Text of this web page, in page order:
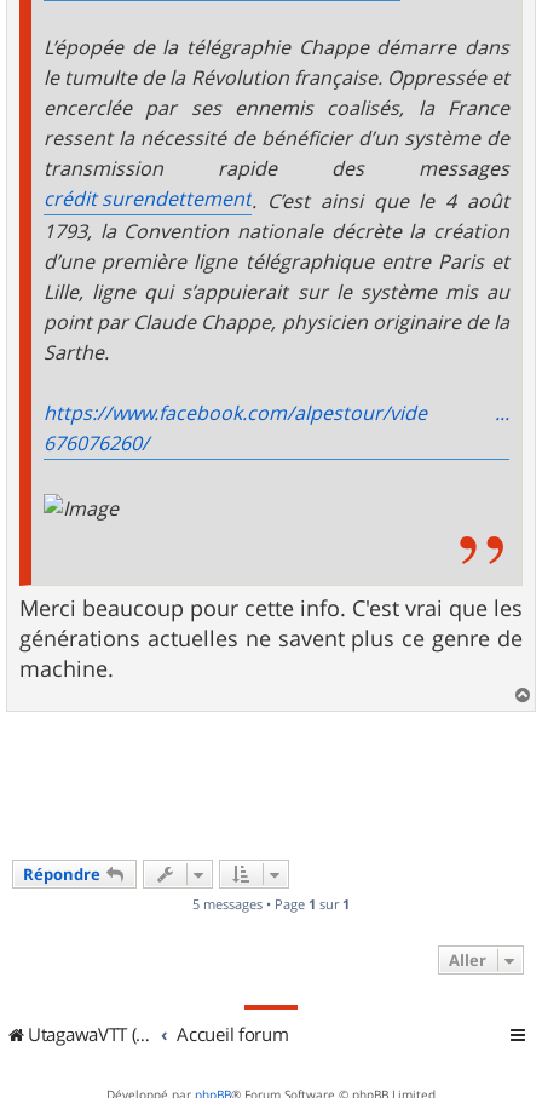
L’épopée de la télégraphie Chappe démarre dans
le tumulte de la Révolution française. Oppressée et
encerclée par ses ennemis coalisés, la France
ressent la nécessité de bénéficier d’un système de
transmission rapide des messages
crédit surendettement. C’est ainsi que le 4 août
1793, la Convention nationale décrète la création
d’une première ligne télégraphique entre Paris et
Lille, ligne qui s’appuierait sur le système mis au
point par Claude Chappe, physicien originaire de la
Sarthe.
https://www.facebook.com/alpestour/vide ...
676076260/
Merci beaucoup pour cette info. C'est vrai que les
générations actuelles ne savent plus ce genre de
machine.
a
Répondre
5 messages • Page 1 sur 1
Aller
UtagawaVTT (Randos VTT et VTTAE avec traces GPS) Accueil forum
Développé par phpBB® Forum Software © phpBB Limited